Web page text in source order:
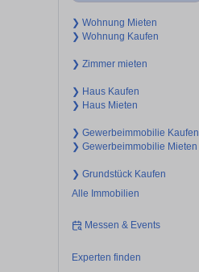
❯ Wohnung Mieten
❯ Wohnung Kaufen
❯ Zimmer mieten
❯ Haus Kaufen
❯ Haus Mieten
❯ Gewerbeimmobilie Kaufen
❯ Gewerbeimmobilie Mieten
❯ Grundstück Kaufen
Alle Immobilien
Messen & Events
Experten finden